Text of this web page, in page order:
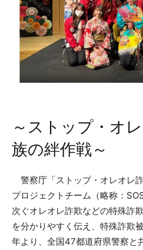
～ストップ・オ
族の絆作戦～
警察庁「ストップ・オレオレ
プロジェクトチーム（略称：
次ぐオレオレ詐欺などの特殊詐
を分かりやすく伝え、特殊詐欺
年より、全国47都道府県警察と